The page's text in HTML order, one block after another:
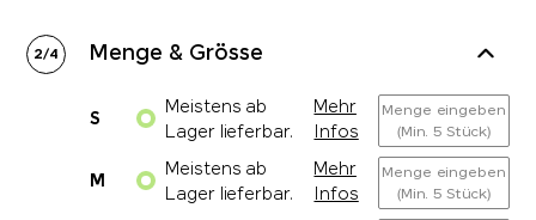
2/4 Menge & Grösse
S
Meistens ab
Lager lieferbar.
Mehr
Infos
Menge eingeben
(Min. 5 Stück)
M
Meistens ab
Lager lieferbar.
Mehr
Infos
Menge eingeben
(Min. 5 Stück)